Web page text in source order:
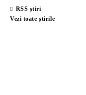
RSS știri
Vezi toate știrile